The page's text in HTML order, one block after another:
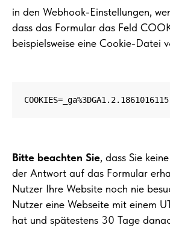
in den Webhook-Einstellungen,
dass das Formular das Feld
beispielsweise eine Cookie-Datei
Bitte beachten Sie, dass Sie
der Antwort auf das Formular
Nutzer Ihre Website noch nie
Nutzer eine Webseite mit einem
hat und spätestens 30 Tage